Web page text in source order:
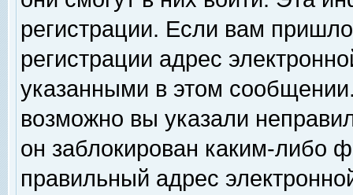
регистрации. Если вам
регистрации адрес
указанными в этом
возможно вы указали
он заблокирован каким-либо
правильный адрес